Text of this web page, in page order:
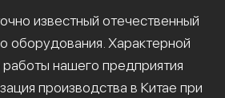
известный отечественный
оборудования. Характерной
нашего предприятия
производства в Китае при